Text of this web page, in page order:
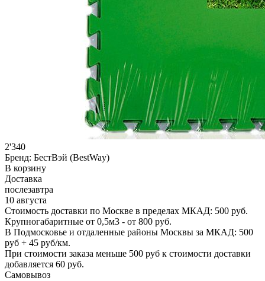
2'340
Бренд: БестВэй (BestWay)
В корзину
Доставка
послезавтра
10 августа
Стоимость доставки по Москве в пределах МКАД: 500 руб.
Крупногабаритные от 0,5м3 - от 800 руб.
В Подмосковье и отдаленные районы Москвы за МКАД: 500
руб + 45 руб/км.
При стоимости заказа меньше 500 руб к стоимости доставки
добавляется 60 руб.
Самовывоз